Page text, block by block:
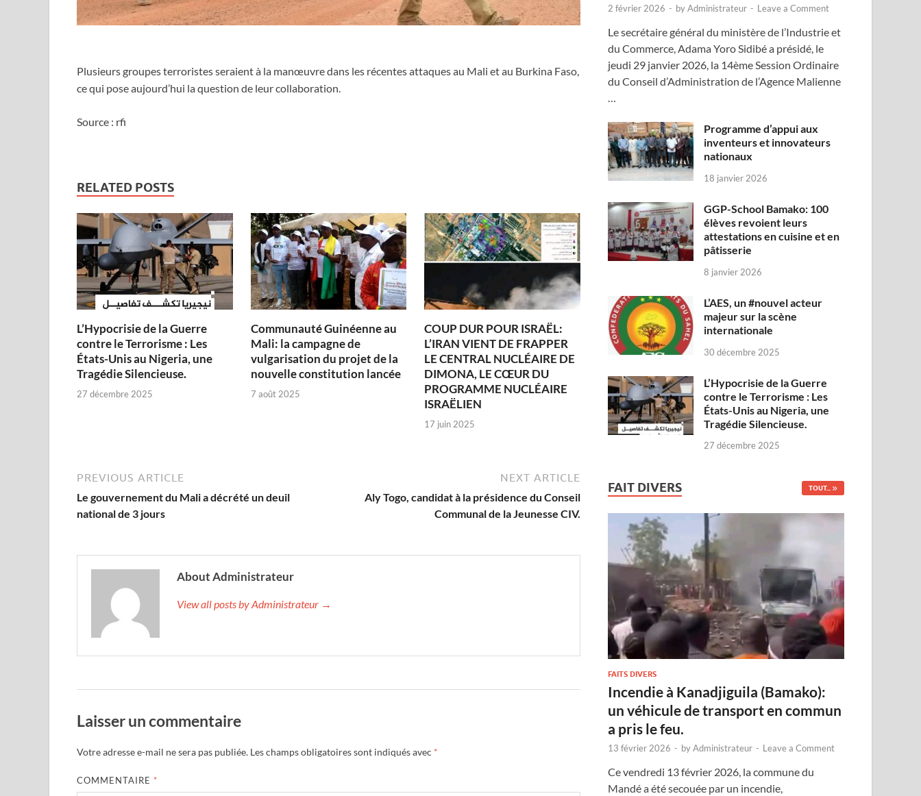
Plusieurs groupes terroristes seraient à la manœuvre dans les récentes attaques au Mali et au Burkina Faso,
ce qui pose aujourd’hui la question de leur collaboration.
Source : rfi
RELATED POSTS
L’Hypocrisie de la Guerre
contre le Terrorisme : Les
États-Unis au Nigeria, une
Tragédie Silencieuse.
27 décembre 2025
Communauté Guinéenne au
Mali: la campagne de
vulgarisation du projet de la
nouvelle constitution lancée
7 août 2025
COUP DUR POUR ISRAËL:
L’IRAN VIENT DE FRAPPER
LE CENTRAL NUCLÉAIRE DE
DIMONA, LE CŒUR DU
PROGRAMME NUCLÉAIRE
ISRAËLIEN
17 juin 2025
PREVIOUS ARTICLE
Le gouvernement du Mali a décrété un deuil
national de 3 jours
NEXT ARTICLE
Aly Togo, candidat à la présidence du Conseil
Communal de la Jeunesse CIV.
About Administrateur
View all posts by Administrateur →
Laisser un commentaire
Votre adresse e-mail ne sera pas publiée. Les champs obligatoires sont indiqués avec *
COMMENTAIRE *
2 février 2026 - byAdministrateur - Leave a Comment
Le secrétaire général du ministère de l’Industrie et
du Commerce, Adama Yoro Sidibé a présidé, le
jeudi 29 janvier 2026, la 14ème Session Ordinaire
du Conseil d’Administration de l’Agence Malienne
…
Programme d’appui aux
inventeurs et innovateurs
nationaux
18 janvier 2026
GGP-School Bamako: 100
élèves revoient leurs
attestations en cuisine et en
pâtisserie
8 janvier 2026
L’AES, un #nouvel acteur
majeur sur la scène
internationale
30 décembre 2025
L’Hypocrisie de la Guerre
contre le Terrorisme : Les
États-Unis au Nigeria, une
Tragédie Silencieuse.
27 décembre 2025
FAIT DIVERS TOUT...
FAITS DIVERS
Incendie à Kanadjiguila (Bamako):
un véhicule de transport en commun
a pris le feu.
13 février 2026 - byAdministrateur - Leave a Comment
Ce vendredi 13 février 2026, la commune du
Mandé a été secouée par un incendie,